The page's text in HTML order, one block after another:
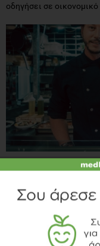
οδηγήσει σε οικονομικό
Τρόποι
Για να μετριάσεις
διατήρησης μιας